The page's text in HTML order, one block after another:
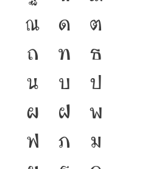
ณ
ด
ต
ถ
ท
ธ
น
บ
ป
ผ
ฝ
พ
ฟ
ภ
ม